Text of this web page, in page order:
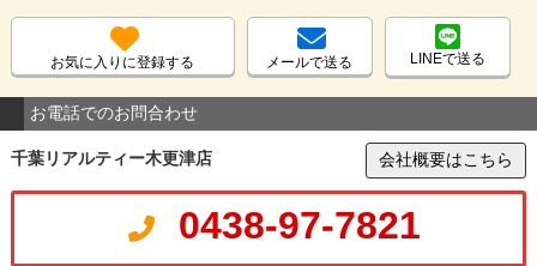
お気に入りに登録する メールで送る LINEで送る
お電話でのお問合わせ
千葉リアルティー木更津店 会社概要はこちら
0438-97-7821